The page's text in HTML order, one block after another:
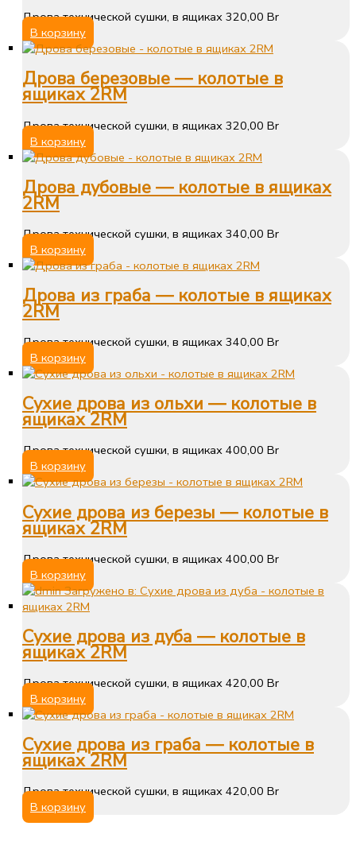
Дрова технической сушки, в ящиках 320,00 Br
В корзину
Дрова березовые — колотые в
ящиках 2RM
Дрова технической сушки, в ящиках 320,00 Br
В корзину
Дрова дубовые — колотые в ящиках
2RM
Дрова технической сушки, в ящиках 340,00 Br
В корзину
Дрова из граба — колотые в ящиках
2RM
Дрова технической сушки, в ящиках 340,00 Br
В корзину
Сухие дрова из ольхи — колотые в
ящиках 2RM
Дрова технической сушки, в ящиках 400,00 Br
В корзину
Сухие дрова из березы — колотые в
ящиках 2RM
Дрова технической сушки, в ящиках 400,00 Br
В корзину
Сухие дрова из дуба — колотые в
ящиках 2RM
Дрова технической сушки, в ящиках 420,00 Br
В корзину
Сухие дрова из граба — колотые в
ящиках 2RM
Дрова технической сушки, в ящиках 420,00 Br
В корзину